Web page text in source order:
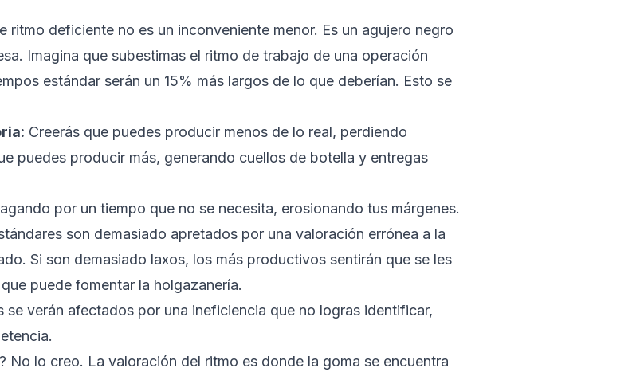
ritmo deficiente no es un inconveniente menor. Es un agujero negro
Imagina que subestimas el ritmo de trabajo de una operación
estándar serán un 15% más largos de lo que deberían. Esto se
Creerás que puedes producir menos de lo real, perdiendo
puedes producir más, generando cuellos de botella y entregas
por un tiempo que no se necesita, erosionando tus márgenes.
son demasiado apretados por una valoración errónea a la
Si son demasiado laxos, los más productivos sentirán que se les
puede fomentar la holgazanería.
se verán afectados por una ineficiencia que no logras identificar,
No lo creo. La valoración del ritmo es donde la goma se encuentra